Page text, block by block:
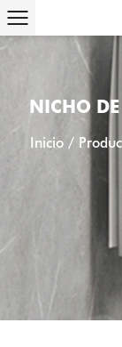
NICHO
Inicio/